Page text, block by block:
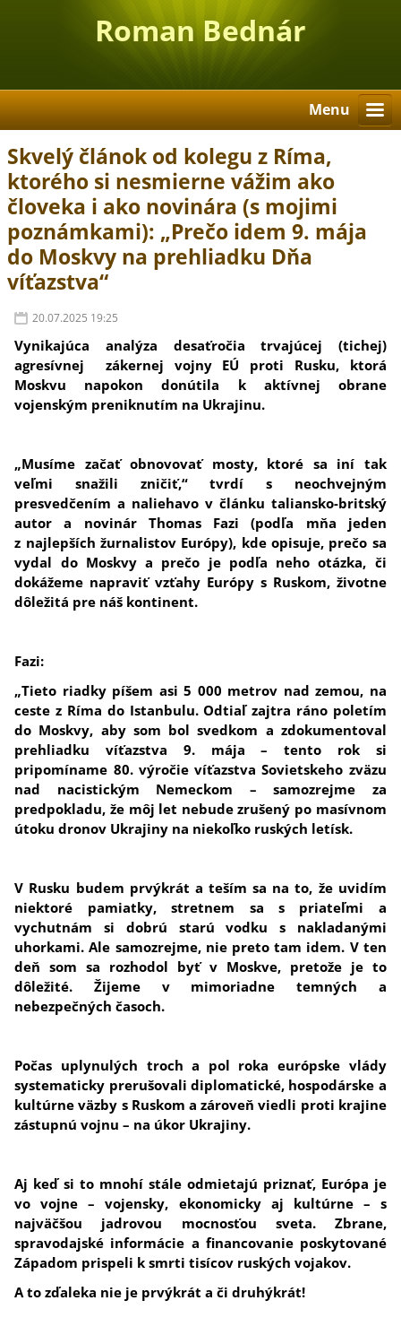
Roman Bednár
Menu
Skvelý článok od kolegu z Ríma,
ktorého si nesmierne vážim ako
človeka i ako novinára (s mojimi
poznámkami): „Prečo idem 9. mája
do Moskvy na prehliadku Dňa
víťazstva“
20.07.2025 19:25
Vynikajúca analýza desaťročia trvajúcej (tichej)
agresívnej zákernej vojny EÚ proti Rusku, ktorá
Moskvu napokon donútila k aktívnej obrane
vojenským preniknutím na Ukrajinu.
„Musíme začať obnovovať mosty, ktoré sa iní tak
veľmi snažili zničiť,“ tvrdí s neochvejným
presvedčením a naliehavo v článku taliansko-britský
autor a novinár Thomas Fazi (podľa mňa jeden
z najlepších žurnalistov Európy), kde opisuje, prečo sa
vydal do Moskvy a prečo je podľa neho otázka, či
dokážeme napraviť vzťahy Európy s Ruskom, životne
dôležitá pre náš kontinent.
Fazi:
„Tieto riadky píšem asi 5 000 metrov nad zemou, na
ceste z Ríma do Istanbulu. Odtiaľ zajtra ráno poletím
do Moskvy, aby som bol svedkom a zdokumentoval
prehliadku víťazstva 9. mája – tento rok si
pripomíname 80. výročie víťazstva Sovietskeho zväzu
nad nacistickým Nemeckom – samozrejme za
predpokladu, že môj let nebude zrušený po masívnom
útoku dronov Ukrajiny na niekoľko ruských letísk.
V Rusku budem prvýkrát a teším sa na to, že uvidím
niektoré pamiatky, stretnem sa s priateľmi a
vychutnám si dobrú starú vodku s nakladanými
uhorkami. Ale samozrejme, nie preto tam idem. V ten
deň som sa rozhodol byť v Moskve, pretože je to
dôležité. Žijeme v mimoriadne temných a
nebezpečných časoch.
Počas uplynulých troch a pol roka európske vlády
systematicky prerušovali diplomatické, hospodárske a
kultúrne väzby s Ruskom a zároveň viedli proti krajine
zástupnú vojnu – na úkor Ukrajiny.
Aj keď si to mnohí stále odmietajú priznať, Európa je
vo vojne – vojensky, ekonomicky aj kultúrne – s
najväčšou jadrovou mocnosťou sveta. Zbrane,
spravodajské informácie a financovanie poskytované
Západom prispeli k smrti tisícov ruských vojakov.
A to zďaleka nie je prvýkrát a či druhýkrát!